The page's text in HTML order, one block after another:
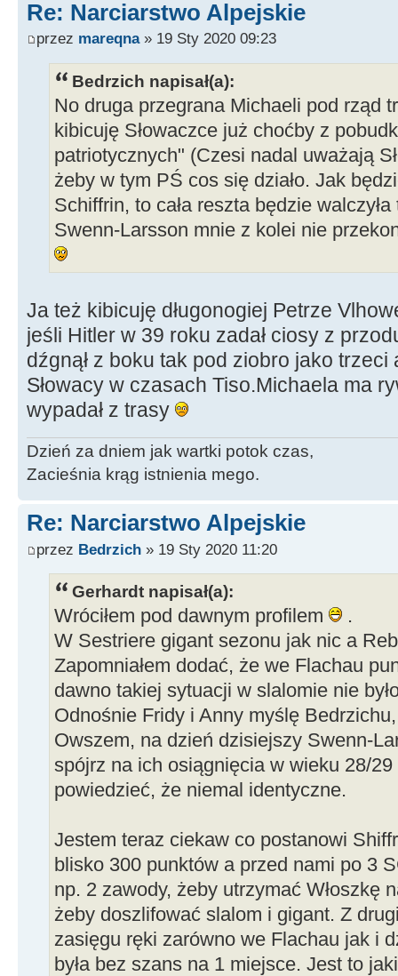
Re: Narciarstwo Alpejskie
przez mareqna» 19 Sty 2020 09:23
Bedrzich napisał(a):
No druga przegrana Michaeli pod rząd
kibicuję Słowaczce już choćby z
patriotycznych" (Czesi nadal uważają
żeby w tym PŚ cos się działo. Jak
Schiffrin, to cała reszta będzie
Swenn-Larsson mnie z kolei nie
Ja też kibicuję długonogiej Petrze
jeśli Hitler w 39 roku zadał ciosy z
dźgnął z boku tak pod ziobro jako
Słowacy w czasach Tiso.Michaela ma
wypadał z trasy
Dzień za dniem jak wartki potok czas,
Zacieśnia krąg istnienia mego.
Re: Narciarstwo Alpejskie
przez Bedrzich » 19 Sty 2020 11:20
Gerhardt napisał(a):
Wróciłem pod dawnym profilem
.
W Sestriere gigant sezonu jak nic a
Zapomniałem dodać, że we Flachau
dawno takiej sytuacji w slalomie nie
Odnośnie Fridy i Anny myślę
Owszem, na dzień dzisiejszy Swenn-
spójrz na ich osiągnięcia w wieku 28/
powiedzieć, że niemal identyczne.
Jestem teraz ciekaw co postanowi
blisko 300 punktów a przed nami po 3
np. 2 zawody, żeby utrzymać Włoszkę
żeby doszlifować slalom i gigant. Z
zasięgu ręki zarówno we Flachau jak i
była bez szans na 1 miejsce. Jest to